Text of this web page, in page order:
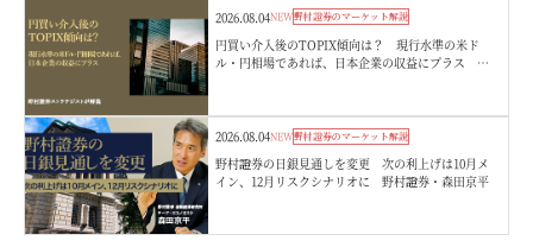
2026.08.04NEW野村證券のマーケット解説
円買い介入後のTOPIX傾向は？ 現行水準の米ド
ル・円相場であれば、日本企業の収益にプラス 野
2026.08.04NEW野村證券のマーケット解説
野村證券の日銀見通しを変更 次の利上げは10月メ
イン、12月リスクシナリオに 野村證券・森田京平